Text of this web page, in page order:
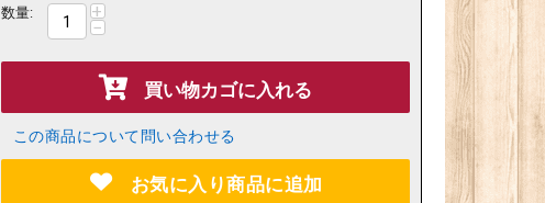
数量: +
−
買い物カゴに入れる
この商品について問い合わせる
お気に入り商品に追加